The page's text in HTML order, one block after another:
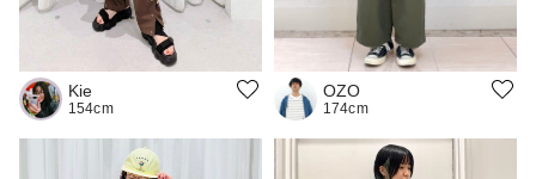
Kie
154cm
OZO
174cm